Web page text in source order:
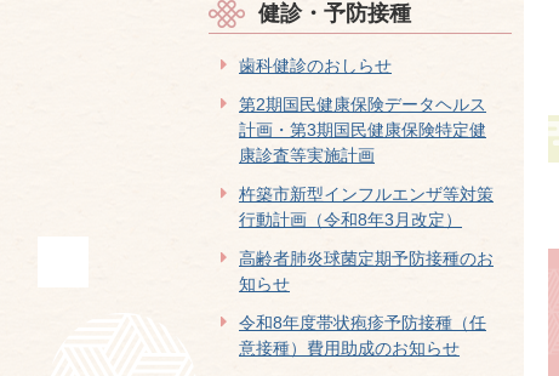
健診・予防接種
歯科健診のおしらせ
第2期国民健康保険データヘルス
計画・第3期国民健康保険特定健
康診査等実施計画
杵築市新型インフルエンザ等対策
行動計画（令和8年3月改定）
高齢者肺炎球菌定期予防接種のお
知らせ
令和8年度帯状疱疹予防接種（任
意接種）費用助成のお知らせ